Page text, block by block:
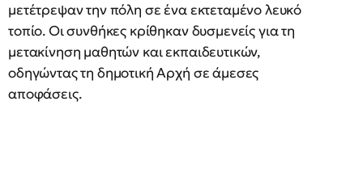
μετέτρεψαν την πόλη σε ένα εκτεταμένο λευκό
τοπίο. Οι συνθήκες κρίθηκαν δυσμενείς για τη
μετακίνηση μαθητών και εκπαιδευτικών,
οδηγώντας τη δημοτική Αρχή σε άμεσες
αποφάσεις.